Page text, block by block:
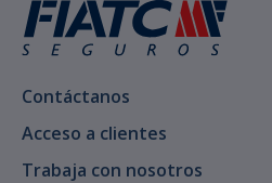
Contáctanos
Acceso a clientes
Trabaja con nosotros